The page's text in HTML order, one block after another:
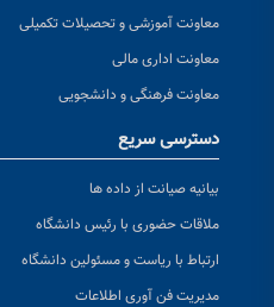
معاونت آموزشی و تحصیلات تکمیلی
معاونت اداری مالی
معاونت فرهنگی و دانشجویی
دسترسی سریع
بیانیه صیانت از داده ها
ملاقات حضوری با رئیس دانشگاه
ارتباط با ریاست و مسئولین دانشگاه
مدیریت فن آوری اطلاعات